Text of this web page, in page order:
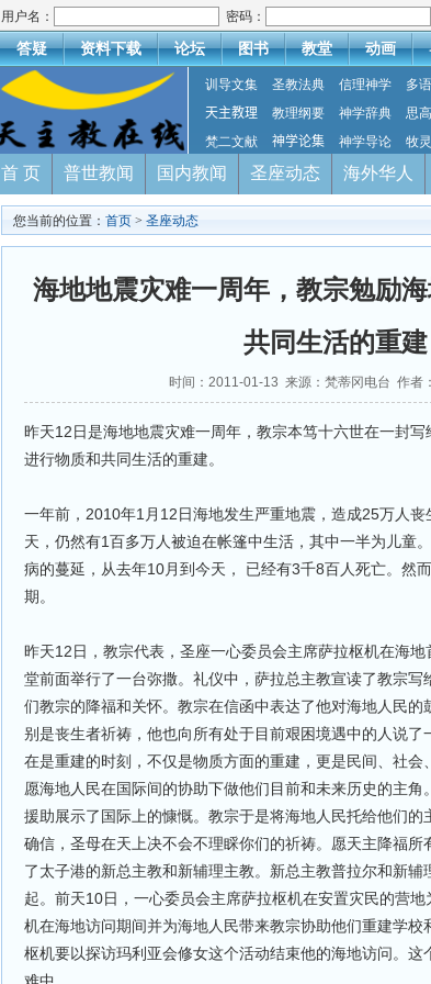
用户名： 密码：
答疑 资料下载 论坛 图书 教堂 动画
训导文集 圣教法典 信理神学 多
天主教理
教理纲要 神学辞典 思
梵二文献
神学论集 神学导论 牧
首 页 普世教闻 国内教闻 圣座动态 海外华人
您当前的位置： 首页 > 圣座动态
海地地震灾难一周年，教宗勉励
共同生活的重建
时间：2011-01-13 来源：梵蒂冈电台 作者
昨天12日是海地地震灾难一周年，教宗本笃十六世在一封
进行物质和共同生活的重建。
一年前，2010年1月12日海地发生严重地震，造成25万人
天，仍然有1百多万人被迫在帐篷中生活，其中一半为儿童
病的蔓延，从去年10月到今天， 已经有3千8百人死亡。然
期。
昨天12日，教宗代表，圣座一心委员会主席萨拉枢机在海
堂前面举行了一台弥撒。礼仪中，萨拉总主教宣读了教宗
们教宗的降福和关怀。教宗在信函中表达了他对海地人民
别是丧生者祈祷，他也向所有处于目前艰困境遇中的人说了
在是重建的时刻，不仅是物质方面的重建，更是民间、社会
愿海地人民在国际间的协助下做他们目前和未来历史的主角
援助展示了国际上的慷慨。教宗于是将海地人民托给他们的
确信，圣母在天上决不会不理睬你们的祈祷。愿天主降福所
了太子港的新总主教和新辅理主教。新总主教普拉尔和新
起。前天10日，一心委员会主席萨拉枢机在安置灾民的营
机在海地访问期间并为海地人民带来教宗协助他们重建学校
枢机要以探访玛利亚会修女这个活动结束他的海地访问。